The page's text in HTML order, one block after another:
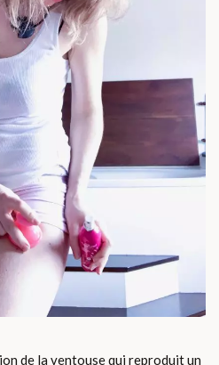
de la ventouse qui reproduit un